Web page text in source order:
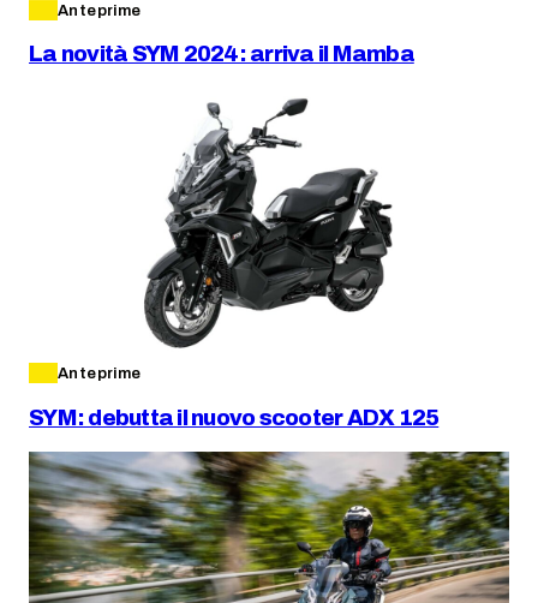
Anteprime
La novità SYM 2024: arriva il Mamba
Anteprime
SYM: debutta il nuovo scooter ADX 125